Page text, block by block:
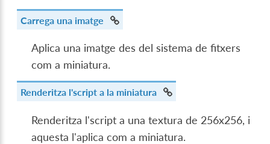
Carrega una imatge
Aplica una imatge des del sistema de fitxers
com a miniatura.
Renderitza l'script a la miniatura
Renderitza l'script a una textura de 256x256, i
aquesta l'aplica com a miniatura.